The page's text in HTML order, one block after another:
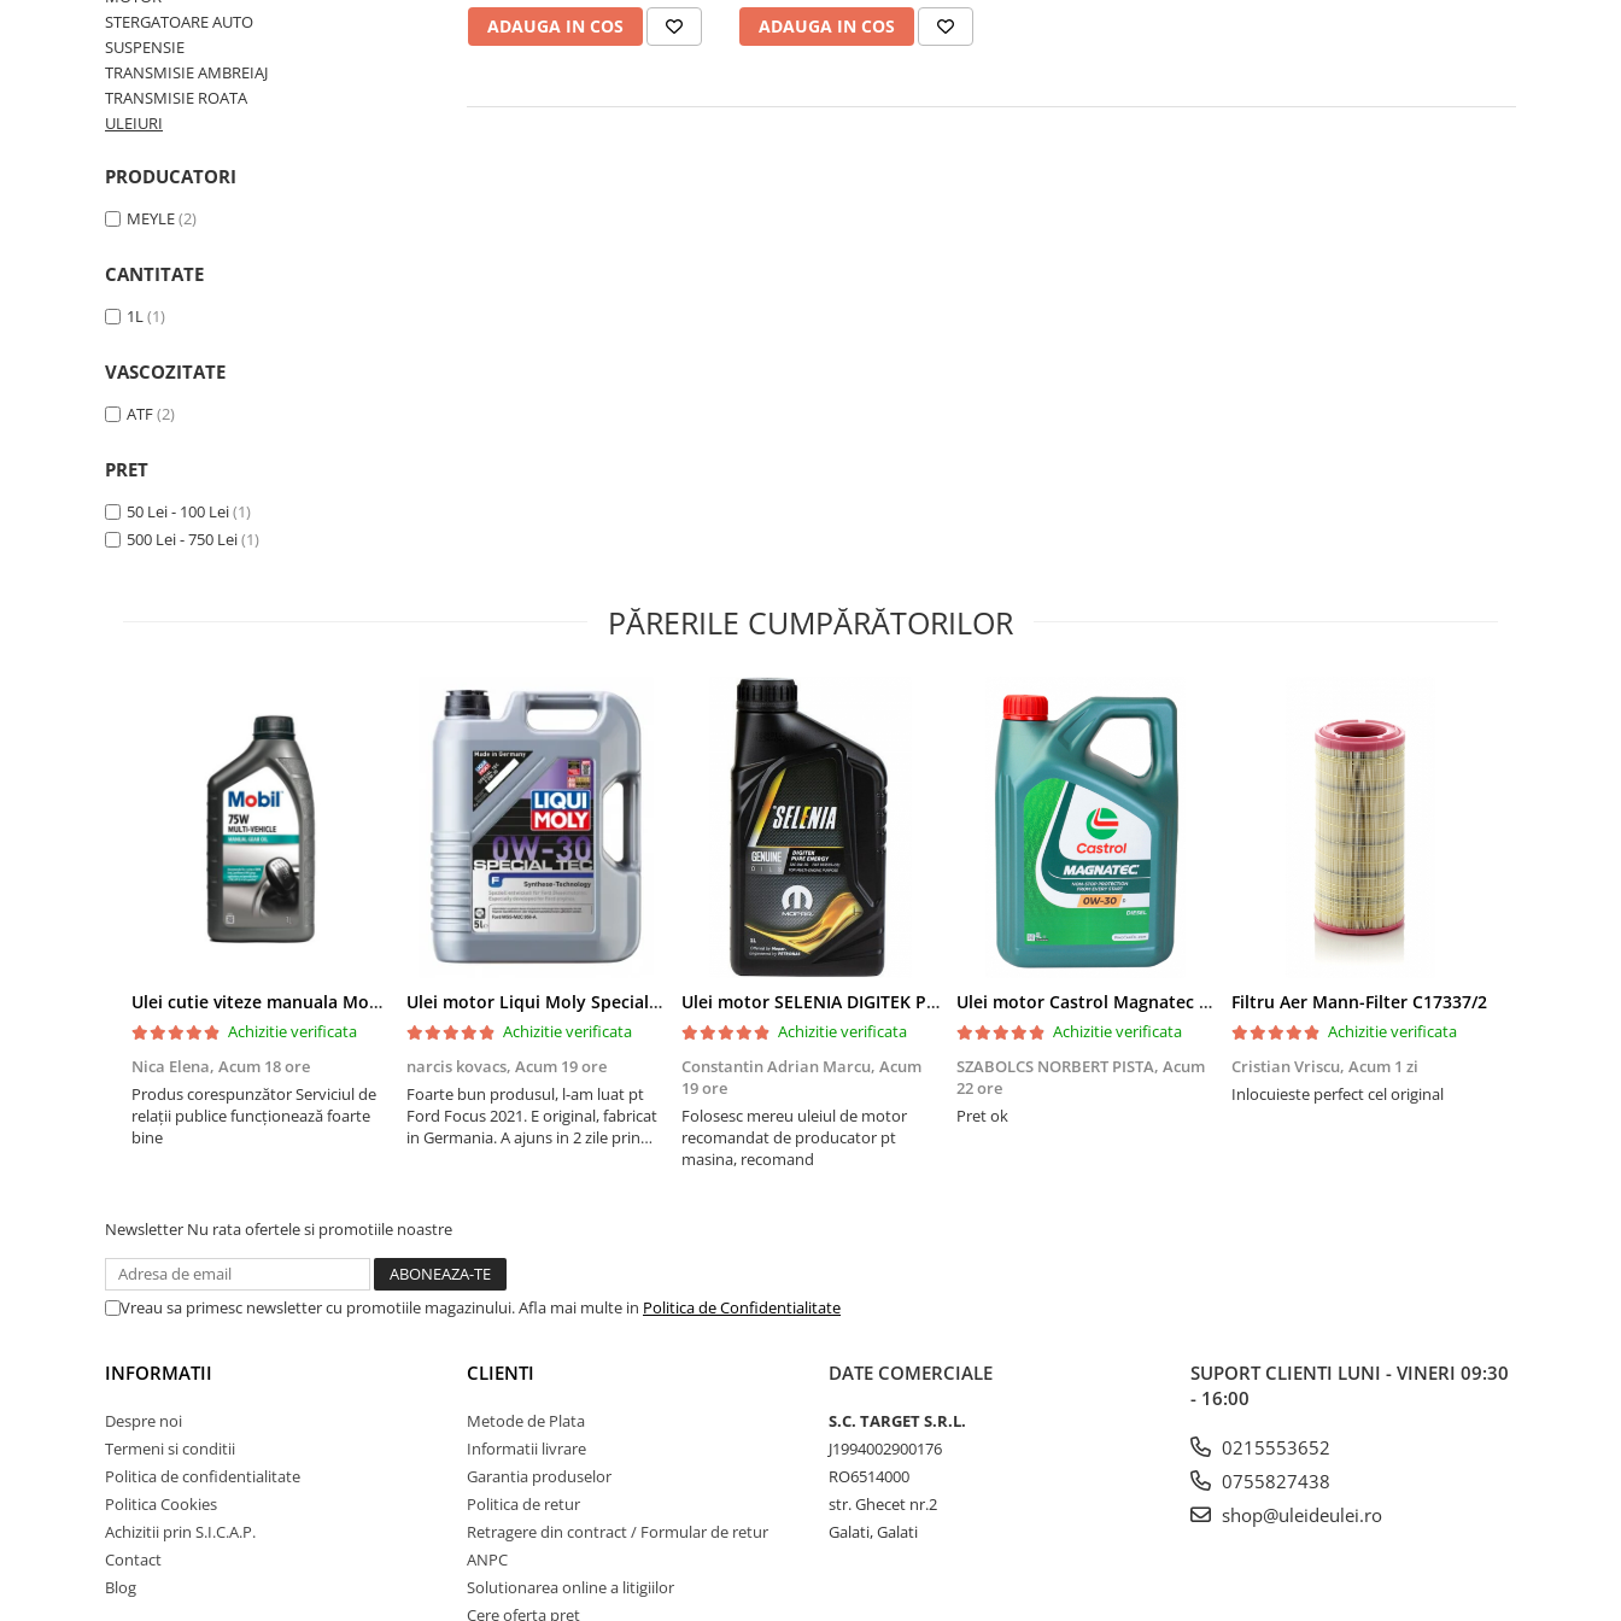
Polish auto
Jante si anvelope
Accesorii spalare si uscare
Intretinere motor
Restaurare faruri
Decontaminare vopsea
Intretinere vopsea
Genti si accesorii
► Filtre auto
Filtre habitaclu
Filtre uscator
Filtre hidraulice
Sistem franare
Discuri frana
Senzori uzura placute
Tamburi frana
Cablu frana de mana
Suport etrier
STERGATOARE AUTO
SUSPENSIE
TRANSMISIE AMBREIAJ
TRANSMISIE ROATA
ULEIURI
PRODUCATORI
MEYLE(2)
CANTITATE
1L(1)
VASCOZITATE
ATF(2)
PRET
50 Lei - 100 Lei(1)
500 Lei - 750 Lei(1)
ADAUGA IN COS ADAUGA IN COS
PĂRERILE CUMPĂRĂTORILOR
Ulei cutie viteze manuala Mobil Multi-Vehicle Manual Transmission Fluid 75W - 1 Litru
Achizitie verificata
Nica Elena, Acum 18 ore
Produs corespunzător Serviciul de
relații publice funcționează foarte
bine
Ulei motor Liqui Moly Special Tec F 0W30 - 5 Litri
Achizitie verificata
narcis kovacs, Acum 19 ore
Foarte bun produsul, l-am luat pt
Ford Focus 2021. E original, fabricat
in Germania. A ajuns in 2 zile prin
Ulei motor SELENIA DIGITEK PURE ENERGY 0W30 70236EF8EU - 1 Litru
Achizitie verificata
Constantin Adrian Marcu, Acum
19 ore
Folosesc mereu uleiul de motor
recomandat de producator pt
masina, recomand
Ulei motor Castrol Magnatec 0W30 D - 4 Litri
Achizitie verificata
SZABOLCS NORBERT PISTA, Acum
22 ore
Pret ok
Filtru Aer Mann-Filter C17337/2
Achizitie verificata
Cristian Vriscu, Acum 1 zi
Inlocuieste perfect cel original
Newsletter Nu rata ofertele si promotiile noastre
Vreau sa primesc newsletter cu promotiile magazinului. Afla mai multe in Politica de Confidentialitate
INFORMATII
Despre noi
Termeni si conditii
Politica de confidentialitate
Politica Cookies
Achizitii prin S.I.C.A.P.
Contact
Blog
CLIENTI
Metode de Plata
Informatii livrare
Garantia produselor
Politica de retur
Retragere din contract / Formular de retur
ANPC
Solutionarea online a litigiilor
Cere oferta pret
DATE COMERCIALE
S.C. TARGET S.R.L.
J1994002900176
RO6514000
str. Ghecet nr.2
Galati, Galati
SUPORT CLIENTI LUNI - VINERI 09:30
- 16:00
0215553652
0755827438
shop@uleideulei.ro